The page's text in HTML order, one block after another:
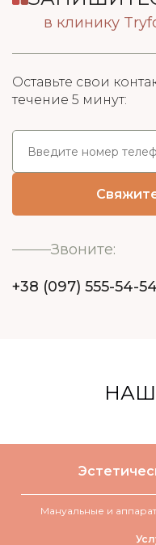
в клинику
Оставьте свои
течение 5 минут:
Звоните:
+38 (097) 555-54-54
Мануальные и